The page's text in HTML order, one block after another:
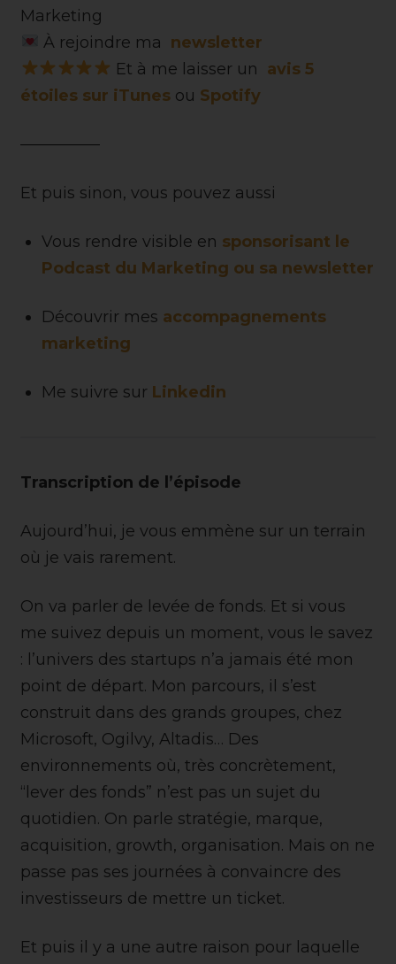
Marketing
À rejoindre ma newsletter
Et à me laisser un avis 5
étoiles sur iTunes ou Spotify
—————
Et puis sinon, vous pouvez aussi
Vous rendre visible en sponsorisant le
Podcast du Marketing ou sa newsletter
Découvrir mes accompagnements
marketing
Me suivre sur Linkedin
Transcription de l’épisode
Aujourd’hui, je vous emmène sur un terrain
où je vais rarement.
On va parler de levée de fonds. Et si vous
me suivez depuis un moment, vous le savez
: l’univers des startups n’a jamais été mon
point de départ. Mon parcours, il s’est
construit dans des grands groupes, chez
Microsoft, Ogilvy, Altadis… Des
environnements où, très concrètement,
“lever des fonds” n’est pas un sujet du
quotidien. On parle stratégie, marque,
acquisition, growth, organisation. Mais on ne
passe pas ses journées à convaincre des
investisseurs de mettre un ticket.
Et puis il y a une autre raison pour laquelle